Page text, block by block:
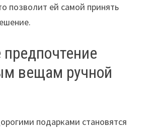
позволит ей самой принять
предпочтение
вещам ручной
подарками становятся